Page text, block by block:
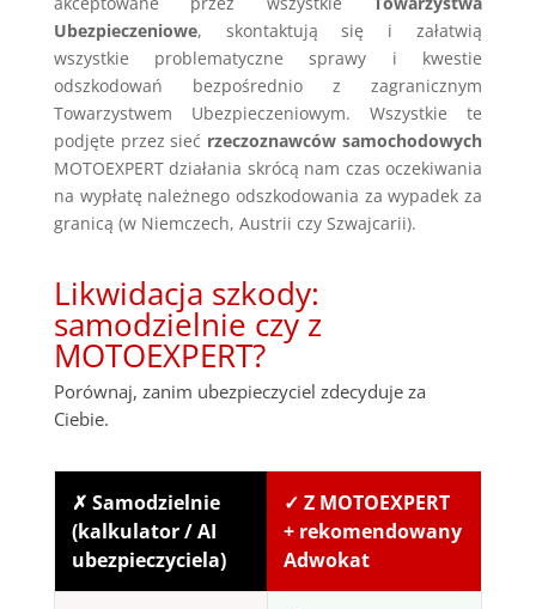
Ubezpieczeniowe, skontaktują się i załatwią
wszystkie problematyczne sprawy i kwestie
odszkodowań bezpośrednio z zagranicznym
Towarzystwem Ubezpieczeniowym. Wszystkie te
podjęte przez sieć rzeczoznawców samochodowych
MOTOEXPERT działania skrócą nam czas oczekiwania
na wypłatę należnego odszkodowania za wypadek za
granicą (w Niemczech, Austrii czy Szwajcarii).
Likwidacja szkody:
samodzielnie czy z
MOTOEXPERT?
Porównaj, zanim ubezpieczyciel zdecyduje za
Ciebie.
✗ Samodzielnie
(kalkulator / AI
ubezpieczyciela)
✓ Z MOTOEXPERT
+ rekomendowany
Adwokat